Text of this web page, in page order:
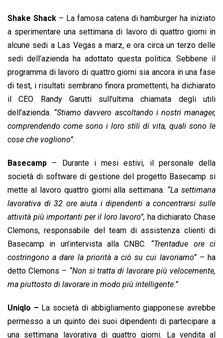
Shake Shack – La famosa catena di hamburger ha iniziato
a sperimentare una settimana di lavoro di quattro giorni in
alcune sedi a Las Vegas a marz, e ora circa un terzo delle
sedi dell’azienda ha adottato questa politica. Sebbene il
programma di lavoro di quattro giorni sia ancora in una fase
di test, i risultati sembrano finora promettenti, ha dichiarato
il CEO Randy Garutti sull’ultima chiamata degli utili
dell’azienda. “Stiamo davvero ascoltando i nostri manager,
comprendendo come sono i loro stili di vita, quali sono le
cose che vogliono”.
Basecamp – Durante i mesi estivi, il personale della
società di software di gestione del progetto Basecamp si
mette al lavoro quattro giorni alla settimana. “La settimana
lavorativa di 32 ore aiuta i dipendenti a concentrarsi sulle
attività più importanti per il loro lavoro”, ha dichiarato Chase
Clemons, responsabile del team di assistenza clienti di
Basecamp in un’intervista alla CNBC. “Trentadue ore ci
costringono a dare la priorità a ciò su cui lavoriamo”– ha
detto Clemons – “Non si tratta di lavorare più velocemente,
ma piuttosto di lavorare in modo più intelligente.”
Uniqlo – La società di abbigliamento giapponese avrebbe
permesso a un quinto dei suoi dipendenti di partecipare a
una settimana lavorativa di quattro giorni. La vendita al